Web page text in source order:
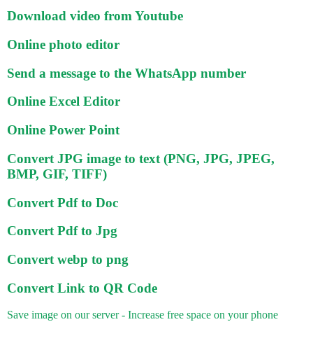
Download video from Youtube
Online photo editor
Send a message to the WhatsApp number
Online Excel Editor
Online Power Point
Convert JPG image to text (PNG, JPG, JPEG,
BMP, GIF, TIFF)
Convert Pdf to Doc
Convert Pdf to Jpg
Convert webp to png
Convert Link to QR Code
Save image on our server - Increase free space on your phone